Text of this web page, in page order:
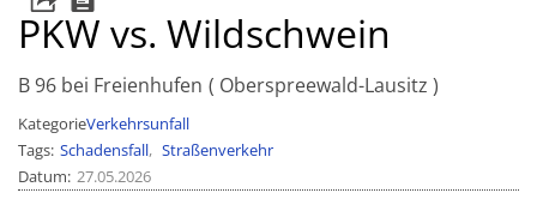
PKW vs. Wildschwein
B 96 bei Freienhufen Oberspreewald-Lausitz
KategorieVerkehrsunfall
Tags Schadensfall
Straßenverkehr
Datum 27.05.2026